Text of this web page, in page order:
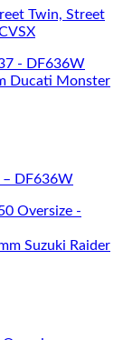
Twin, Street
DF636W